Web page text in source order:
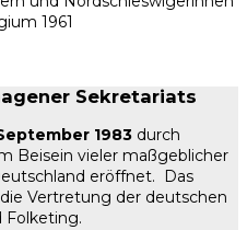
1961
Sekretariats
1983 durch
Beisein vieler maßgeblicher
eröffnet. Das
Vertretung der deutschen
Folketing.